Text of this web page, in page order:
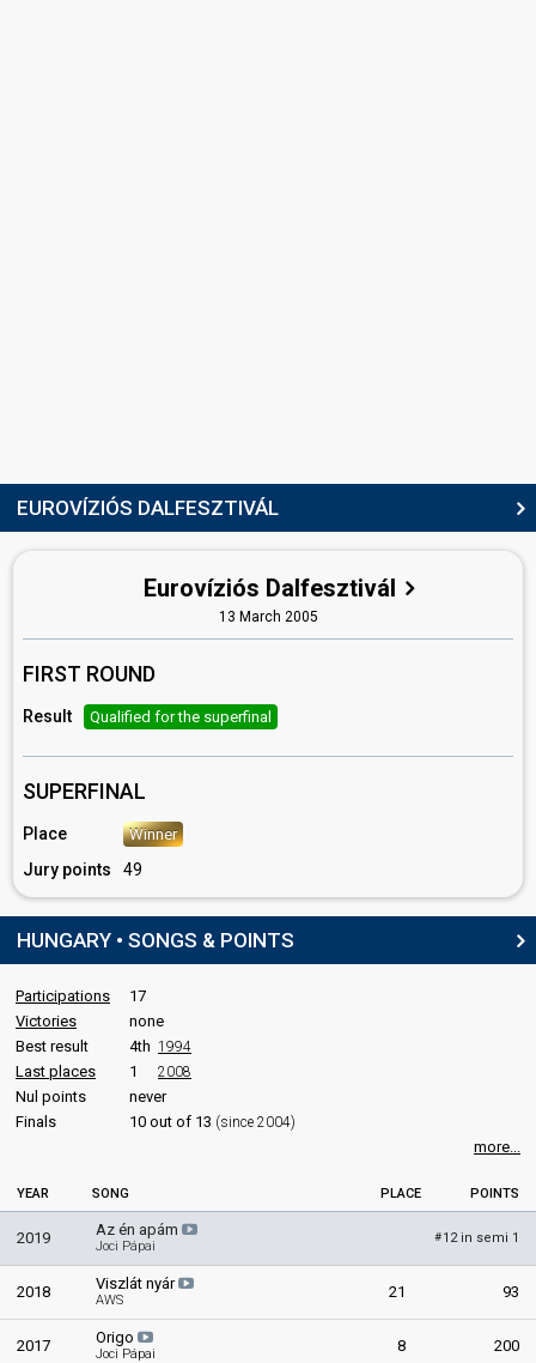
EUROVÍZIÓS DALFESZTIVÁL
Eurovíziós Dalfesztivál
13 March 2005
FIRST ROUND
Result Qualified for the superfinal
SUPERFINAL
Place Winner
Jury points 49
HUNGARY • SONGS & POINTS
Participations
17
Victories
none
Best result
4th 1994
Last places 1 2008
Nul points
never
Finals
10 out of 13 (since 2004)
more...
YEAR SONG PLACE POINTS
2019 Az én apám
Joci Pápai
#12 in semi 1
2018 Viszlát nyár
AWS 21 93
2017 Origo
Joci Pápai 8 200